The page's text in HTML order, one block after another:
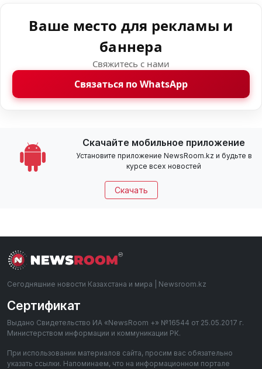
Ваше место для рекламы и
баннера
Свяжитесь с нами
Связаться по WhatsApp
Скачайте мобильное приложение
Установите приложение NewsRoom.kz и будьте в
курсе всех новостей
Скачать
Сегодняшние новости Казахстана и мира | Newsroom.kz
Сертификат
Выдано Свидетельство ИА «NewsRoom +» №16544 от 25.05.2017 г.
Министерством информации и коммуникации РК.
При использовании материалов сайта, просим вас обязательно
указать ссылки. Напоминаем, что на информационном портале